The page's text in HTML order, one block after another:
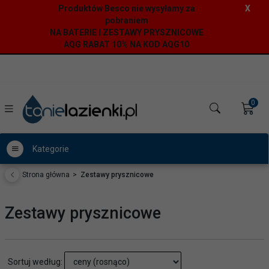
Produktów Besco nie wysyłamy za
pobraniem
NA BATERIE I ZESTAWY PRYSZNICOWE
AQG RABAT 10% NA KOD AQG10
X
0
Kategorie
Strona główna Zestawy prysznicowe
Zestawy prysznicowe
Sortuj według: